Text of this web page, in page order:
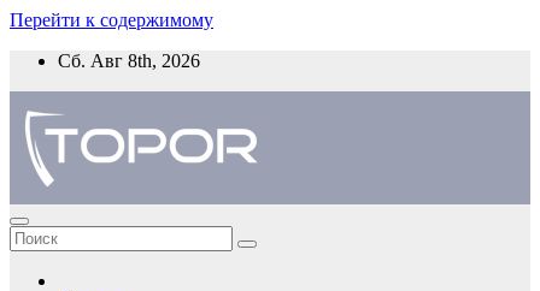
Перейти к содержимому
Сб. Авг 8th, 2026